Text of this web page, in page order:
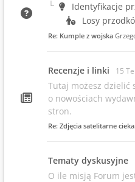
Identyfikacje
Losy
Re: Kumple z wojska
Recenzje i linki 15
Tutaj możesz dzielić
o nowościach
stron.
Re: Zdjęcia satelitarne
Tematy dyskusyjne
O ile misją Forum